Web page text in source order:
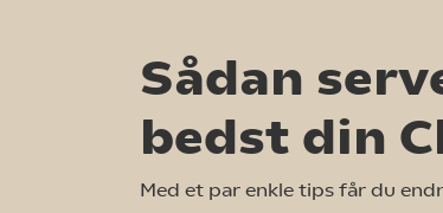
Sådan
bedst din
Med et par enkle tips får du